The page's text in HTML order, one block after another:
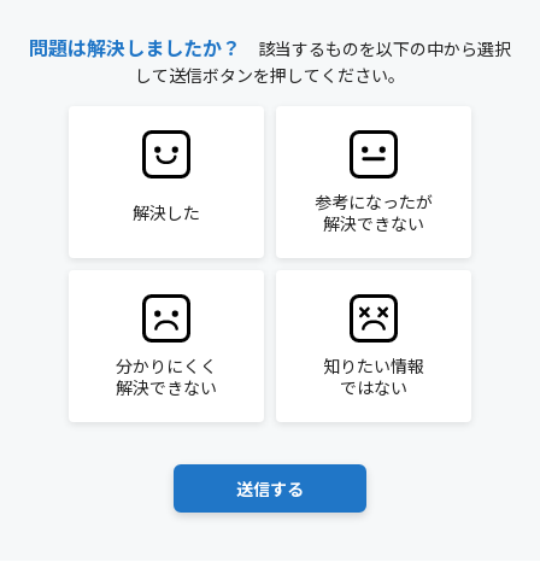
問題は解決しましたか？
該当するものを以下の中から選択
して送信ボタンを押してください。
解決した
参考になったが
解決できない
分かりにくく
解決できない
知りたい情報
ではない